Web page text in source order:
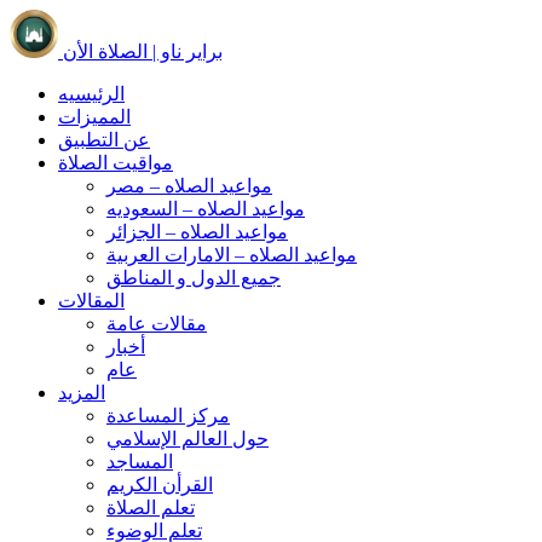
براير ناو | الصلاة الأن
الرئيسيه
المميزات
عن التطبيق
مواقيت الصلاة
مواعيد الصلاه – مصر
مواعيد الصلاه – السعوديه
مواعيد الصلاه – الجزائر
مواعيد الصلاه – الامارات العربية
جميع الدول و المناطق
المقالات
مقالات عامة
أخبار
عام
المزيد
مركز المساعدة
حول العالم الإسلامي
المساجد
القرأن الكريم
تعلم الصلاة
تعلم الوضوء